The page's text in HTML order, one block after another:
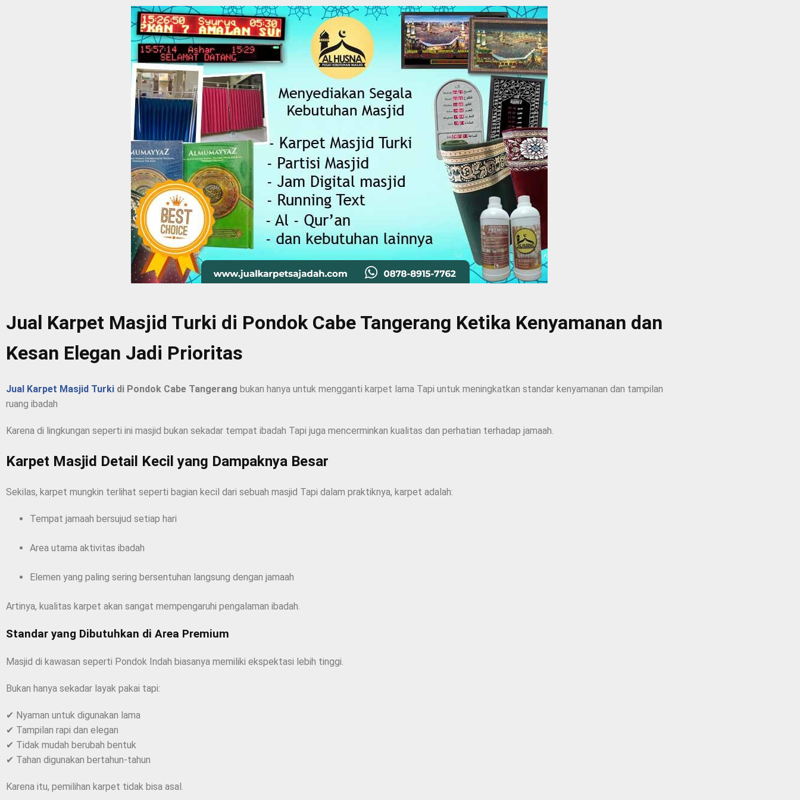
Jual Karpet Masjid Turki di Pondok Cabe Tangerang Ketika Kenyamanan dan
Kesan Elegan Jadi Prioritas
Jual Karpet Masjid Turki di Pondok Cabe Tangerang bukan hanya untuk mengganti karpet lama Tapi untuk meningkatkan standar kenyamanan dan tampilan
ruang ibadah
Karena di lingkungan seperti ini masjid bukan sekadar tempat ibadah Tapi juga mencerminkan kualitas dan perhatian terhadap jamaah.
Karpet Masjid Detail Kecil yang Dampaknya Besar
Sekilas, karpet mungkin terlihat seperti bagian kecil dari sebuah masjid Tapi dalam praktiknya, karpet adalah:
Tempat jamaah bersujud setiap hari
Area utama aktivitas ibadah
Elemen yang paling sering bersentuhan langsung dengan jamaah
Artinya, kualitas karpet akan sangat mempengaruhi pengalaman ibadah.
Standar yang Dibutuhkan di Area Premium
Masjid di kawasan seperti Pondok Indah biasanya memiliki ekspektasi lebih tinggi.
Bukan hanya sekadar layak pakai tapi:
✔ Nyaman untuk digunakan lama
✔ Tampilan rapi dan elegan
✔ Tidak mudah berubah bentuk
✔ Tahan digunakan bertahun-tahun
Karena itu, pemilihan karpet tidak bisa asal.